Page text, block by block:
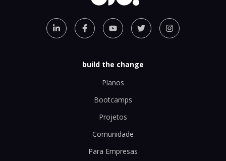
build the change
Planos
Bootcamps
Projetos
Comunidade
Para Empresas